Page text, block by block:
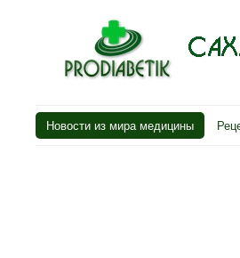
Новости из мира медицины